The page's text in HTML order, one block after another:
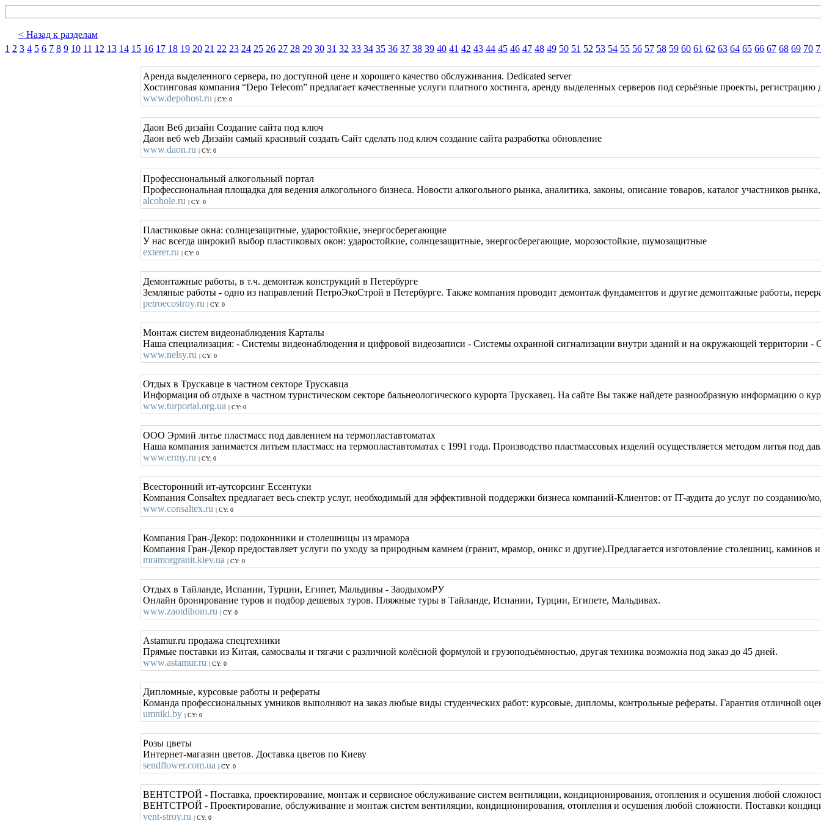
< Назад к разделам
1 2 3 4 5 6 7 8 9 10 11 12 13 14 15 16 17 18 19 20 21 22 23 24 25 26 27 28 29 30 31 32 33 34 35 36 37 38 39 40 41 42 43 44 45 46 47 48 49 50 51 52 53 54 55 56 57 58 59 60 61 62 63 64 65 66 67 68 69 70
Аренда выделенного сервера, по доступной цене и хорошего качество обслуживания. Dedicated server
Хостинговая компания “Depo Telecom” предлагает качественные услуги платного хостинга, аренду выделенных серверов под серьёзные проекты,
www.depohost.ru | CY: 0
Даон Веб дизайн Создание сайта под ключ
Даон веб web Дизайн самый красивый создать Сайт сделать под ключ создание сайта разработка обновление
www.daon.ru | CY: 0
Профессиональный алкогольный портал
Профессиональная площадка для ведения алкогольного бизнеса. Новости алкогольного рынка, аналитика, законы, описание товаров, каталог участников
alcohole.ru | CY: 0
Пластиковые окна: солнцезащитные, ударостойкие, энергосберегающие
У нас всегда широкий выбор пластиковых окон: ударостойкие, солнцезащитные, энергосберегающие, морозостойкие, шумозащитные
exterer.ru | CY: 0
Демонтажные работы, в т.ч. демонтаж конструкций в Петербурге
Земляные работы - одно из направлений ПетроЭкоСтрой в Петербурге. Также компания проводит демонтаж фундаментов и другие демонтажные работы,
petroecostroy.ru | CY: 0
Монтаж систем видеонаблюдения Карталы
Наша специализация: - Системы видеонаблюдения и цифровой видеозаписи - Системы охранной сигнализации внутри зданий и на окружающей территории -
www.nelsy.ru | CY: 0
Отдых в Трускавце в частном секторе Трускавца
Информация об отдыхе в частном туристическом секторе бальнеологического курорта Трускавец. На сайте Вы также найдете разнообразную информацию о
www.turportal.org.ua | CY: 0
ООО Эрмий литье пластмасс под давлением на термопластавтоматах
Наша компания занимается литьем пластмасс на термопластавтоматах с 1991 года. Производство пластмассовых изделий осуществляется методом литья под
www.ermy.ru | CY: 0
Всесторонний ит-аутсорсинг Ессентуки
Компания Consaltex предлагает весь спектр услуг, необходимый для эффективной поддержки бизнеса компаний-Клиентов: от IT-аудита до услуг по
www.consaltex.ru | CY: 0
Компания Гран-Декор: подоконники и столешницы из мрамора
Компания Гран-Декор предоставляет услуги по уходу за природным камнем (гранит, мрамор, оникс и другие).Предлагается изготовление столешниц,
mramorgranit.kiev.ua | CY: 0
Отдых в Тайланде, Испании, Турции, Египет, Мальдивы - ЗаодыхомРУ
Онлайн бронирование туров и подбор дешевых туров. Пляжные туры в Тайланде, Испании, Турции, Египете, Мальдивах.
www.zaotdihom.ru | CY: 0
Astamur.ru продажа спецтехники
Прямые поставки из Китая, самосвалы и тягачи с различной колёсной формулой и грузоподъёмностью, другая техника возможна под заказ до 45 дней.
www.astamur.ru | CY: 0
Дипломные, курсовые работы и рефераты
Команда профессиональных умников выполняют на заказ любые виды студенческих работ: курсовые, дипломы, контрольные рефераты. Гарантия отличной
umniki.by | CY: 0
Розы цветы
Интернет-магазин цветов. Доставка цветов по Киеву
sendflower.com.ua | CY: 0
ВЕНТСТРОЙ - Поставка, проектирование, монтаж и сервисное обслуживание систем вентиляции, кондиционирования, отопления и осушения любой
ВЕНТСТРОЙ - Проектирование, обслуживание и монтаж систем вентиляции, кондиционирования, отопления и осушения любой сложности. Поставки
vent-stroy.ru | CY: 0